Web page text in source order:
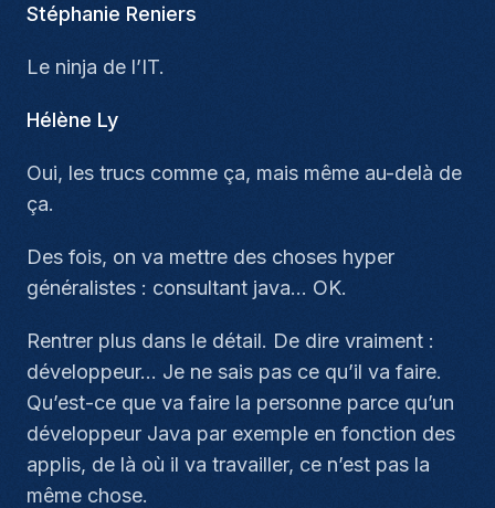
Stéphanie Reniers
Le ninja de l’IT.
Hélène Ly
Oui, les trucs comme ça, mais même au-delà de
ça.
Des fois, on va mettre des choses hyper
généralistes : consultant java… OK.
Rentrer plus dans le détail. De dire vraiment :
développeur… Je ne sais pas ce qu’il va faire.
Qu’est-ce que va faire la personne parce qu’un
développeur Java par exemple en fonction des
applis, de là où il va travailler, ce n’est pas la
même chose.